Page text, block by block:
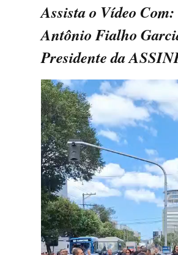
Assista o Vídeo Com:
Antônio Fialho
Presidente da